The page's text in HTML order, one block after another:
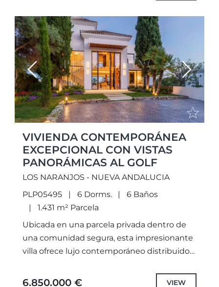
Previous Next
VIVIENDA CONTEMPORÁNEA
EXCEPCIONAL CON VISTAS
PANORÁMICAS AL GOLF
LOS NARANJOS - NUEVA ANDALUCIA
PLP05495
6 Dorms.
6 Baños
1.431 m² Parcela
Ubicada en una parcela privada dentro de
una comunidad segura, esta impresionante
villa ofrece lujo contemporáneo distribuido
vistas panorámicas en primera línea al...
6.850.000 € VIEW